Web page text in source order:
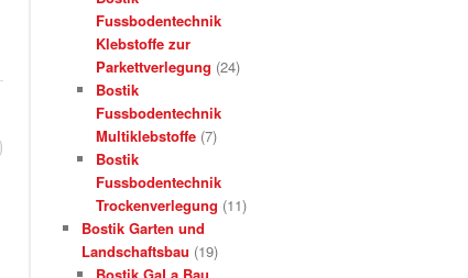
Fussbodentechnik
Klebstoffe zur
Parkettverlegung (24)
Bostik
Fussbodentechnik
Multiklebstoffe (7)
Bostik
Fussbodentechnik
Trockenverlegung (11)
Bostik Garten und
Landschaftsbau (19)